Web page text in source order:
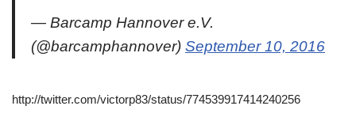
— Barcamp Hannover e.V.
(@barcamphannover) September 10, 2016
http://twitter.com/victorp83/status/774539917414240256